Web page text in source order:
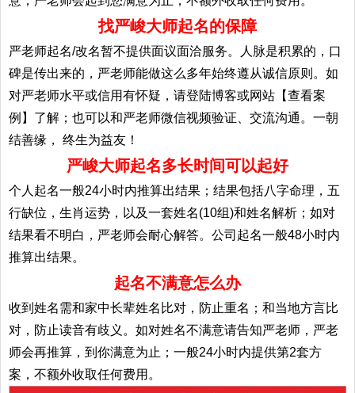
找严峻大师起名的保障
严老师起名/改名暂不提供面议面洽服务。人脉是积累的，口
碑是传出来的，严老师能做这么多年始终遵从诚信原则。如
对严老师水平或信用有怀疑，请登陆博客或网站【查看案
例】了解；也可以和严老师微信视频验证、交流沟通。一朝
结善缘， 终生为益友！
严峻大师起名多长时间可以起好
个人起名一般24小时内推算出结果；结果包括八字命理，五
行缺位，生肖运势，以及一套姓名(10组)和姓名解析；如对
结果看不明白，严老师会耐心解答。公司起名一般48小时内
推算出结果。
起名不满意怎么办
收到姓名需和家中长辈姓名比对，防止重名；和当地方言比
对，防止读音有歧义。如对姓名不满意请告知严老师，严老
师会再推算，到你满意为止；一般24小时内提供第2套方
案，不额外收取任何费用。